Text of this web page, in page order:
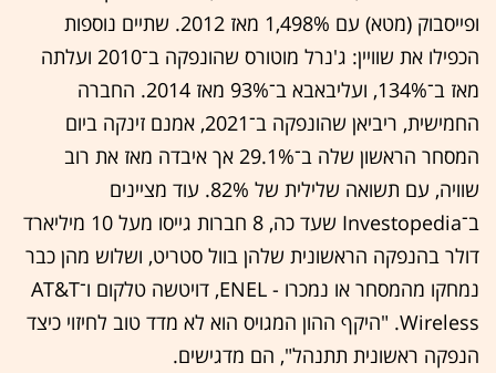
ופייסבוק (מטא) עם 1,498% מאז 2012. שתיים נוספות
הכפילו את שוויין: ג'נרל מוטורס שהונפקה ב־2010 ועלתה
מאז ב־134%, ועליבאבא ב־93% מאז 2014. החברה
החמישית, ריביאן שהונפקה ב־2021, אמנם זינקה ביום
המסחר הראשון שלה ב־29.1% אך איבדה מאז את רוב
שוויה, עם תשואה שלילית של 82%. עוד מציינים
ב־Investopedia שעד כה, 8 חברות גייסו מעל 10 מיליארד
דולר בהנפקה הראשונית שלהן בוול סטריט, ושלוש מהן כבר
נמחקו מהמסחר או נמכרו - ENEL, דויטשה טלקום ו־AT&T
Wireless. "היקף ההון המגויס הוא לא מדד טוב לחיזוי כיצד
הנפקה ראשונית תתנהל", הם מדגישים.